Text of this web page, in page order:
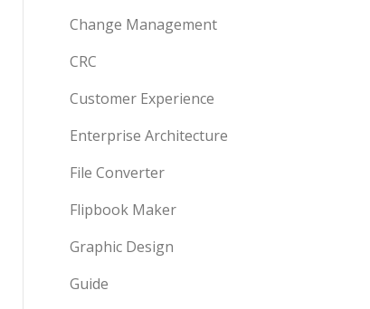
Change Management
CRC
Customer Experience
Enterprise Architecture
File Converter
Flipbook Maker
Graphic Design
Guide